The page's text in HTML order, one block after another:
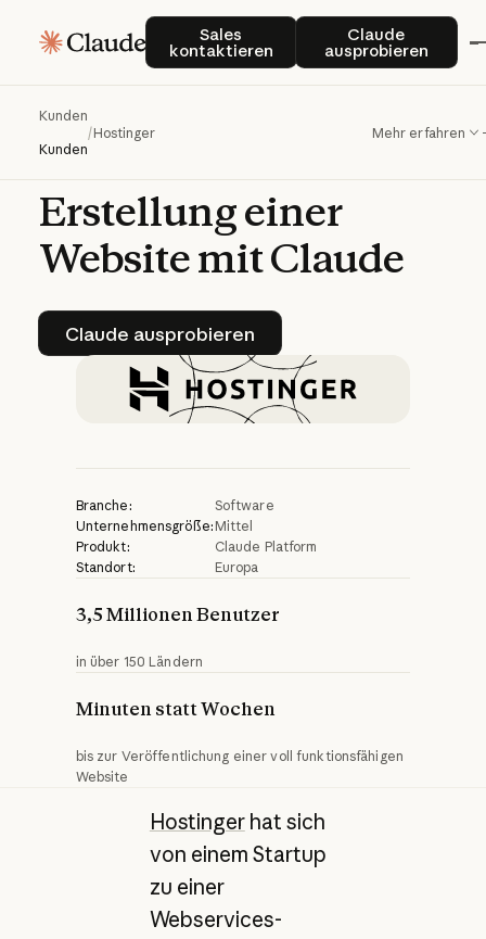
Sales
kontaktieren
Sales kontaktierenClaude
ausprobieren
Claude
Kunden
Kunden
/Hostinger Mehr erfahren
Hostingerhilft
Benutzernohne
technisches
Know-
How
Erstellungeiner
WebsitemitClaude
Claude ausprobieren
Claude ausprobieren
Branche:
Software
Unternehmensgröße: Mittel
Produkt:
Claude Platform
Standort:
Europa
3,5 Millionen Benutzer
in über 150 Ländern
Minuten statt Wochen
bis zur Veröffentlichung einer voll funktionsfähigen
Website
Hostingerhat sich
von einem Startup
zu einer
Webservices-